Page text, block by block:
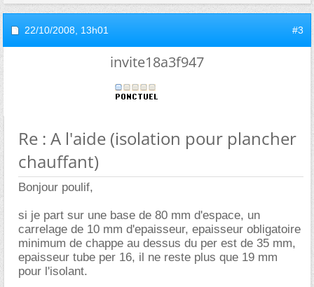
22/10/2008, 13h01 #3
invite18a3f947
Re : A l'aide (isolation pour plancher
chauffant)
Bonjour poulif,
si je part sur une base de 80 mm d'espace, un
carrelage de 10 mm d'epaisseur, epaisseur obligatoire
minimum de chappe au dessus du per est de 35 mm,
epaisseur tube per 16, il ne reste plus que 19 mm
pour l'isolant.